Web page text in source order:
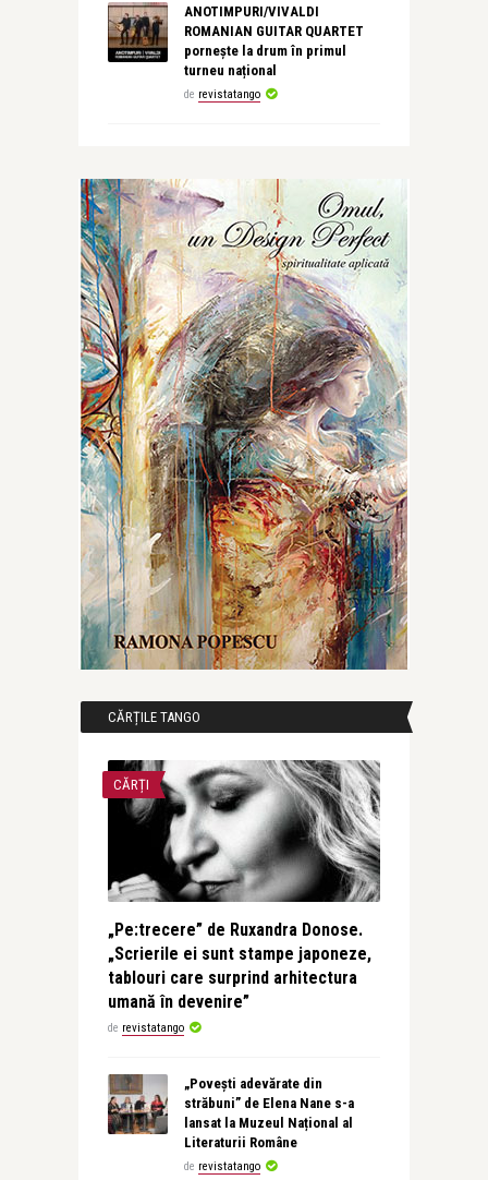
ANOTIMPURI/VIVALDI
ROMANIAN GUITAR QUARTET
pornește la drum în primul
turneu național
de revistatango
CĂRȚILE TANGO
CĂRȚI
„Pe:trecere” de Ruxandra Donose.
„Scrierile ei sunt stampe japoneze,
tablouri care surprind arhitectura
umană în devenire”
de revistatango
„Povești adevărate din
străbuni” de Elena Nane s-a
lansat la Muzeul Național al
Literaturii Române
de revistatango